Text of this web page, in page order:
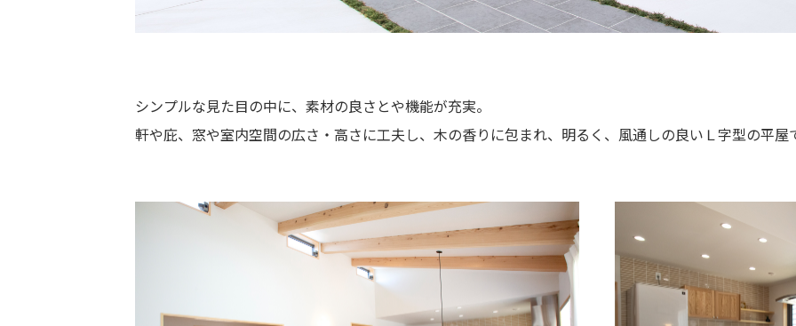
シンプルな見た目の中に、素材の良さとや機能が充実。
軒や庇、窓や室内空間の広さ・高さに工夫し、木の香りに包まれ、明るく、風通しの良いＬ字型の平屋